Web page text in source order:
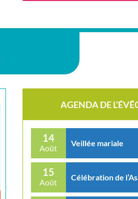
AGENDA DE
14
Août
Veillée mariale
15
Août
Célébration de